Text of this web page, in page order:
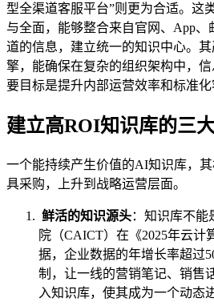
型全渠道客服平台”则更为合适。这
与全面，能够整合来自官网、App
道的信息，建立统一的知识中心。其
擎，能确保在复杂的组织架构中，
要目标是提升内部运营效率和标准化
建立高ROI知识库的三
一个能持续产生价值的AI知识库，
具采购，上升到战略运营层面。
鲜活的知识源头：知识库不能
院（CAICT）在《2025年云计
据，企业数据的年增长率超过
制，让一线的营销笔记、销售
入知识库，使其成为一个动态